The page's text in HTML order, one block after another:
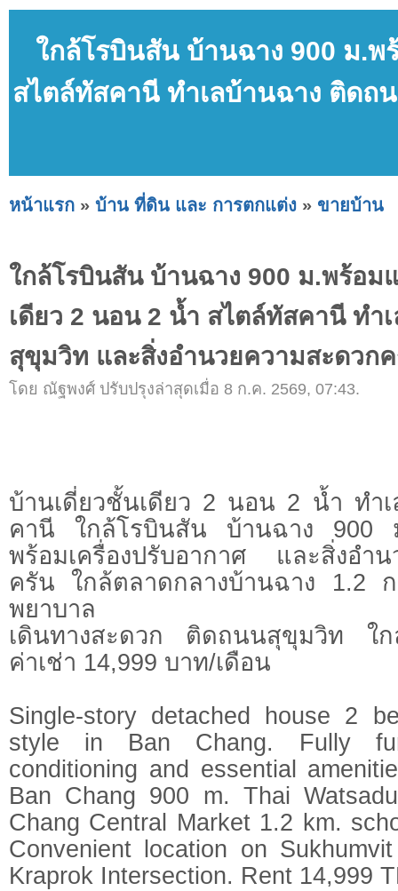
ใกล้โรบินสัน บ้านฉาง 900 ม.พ
สไตล์ทัสคานี ทำเลบ้านฉาง ติดถ
หน้าแรก » บ้าน ที่ดิน และ การตกแต่ง » ขายบ้าน
ใกล้โรบินสัน บ้านฉาง 900 ม.พร้อม
เดียว 2 นอน 2 น้ำ สไตล์ทัสคานี ทำ
สุขุมวิท และสิ่งอำนวยความสะดวก
โดย ณัฐพงศ์ ปรับปรุงล่าสุดเมื่อ 8 ก.ค. 2569, 07:43.
บ้านเดี่ยวชั้นเดียว 2 นอน 2 น้ำ ทำ
คานี ใกล้โรบินสัน บ้านฉาง 900
พร้อมเครื่องปรับอากาศ และสิ่งอำน
ครัน ใกล้ตลาดกลางบ้านฉาง 1.2
พยาบาล
เดินทางสะดวก ติดถนนสุขุมวิท ใก
ค่าเช่า 14,999 บาท/เดือน
Single-story detached house 2
style in Ban Chang. Fully
conditioning and essential
Ban Chang 900 m. Thai
Chang Central Market 1.2 km.
Convenient location on
Kraprok Intersection. Rent 14,999